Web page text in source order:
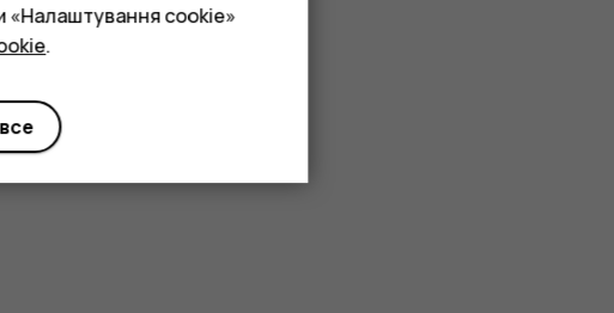
«Налаштування cookie»
.